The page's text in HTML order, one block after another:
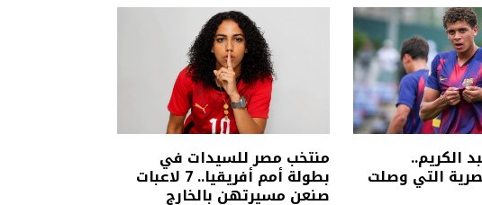
الكريم..
التي وصلت
منتخب مصر للسيدات في
بطولة أمم أفريقيا.. 7 لاعبات
صنعن مسيرتهن بالخارج